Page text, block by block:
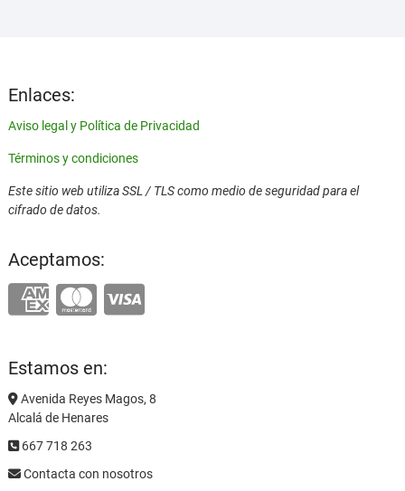
Enlaces:
Aviso legal y Política de Privacidad
Términos y condiciones
Este sitio web utiliza SSL / TLS como medio de seguridad para el
cifrado de datos.
Aceptamos:
Estamos en:
Avenida Reyes Magos, 8
Alcalá de Henares
667 718 263
Contacta con nosotros